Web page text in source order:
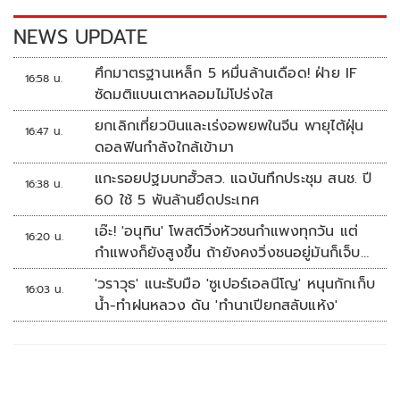
k k
NEWS UPDATE
16:58 น.
ศึกมาตรฐานเหล็ก 5 หมื่นล้านเดือด! ฝ่าย IF
ซัดมติแบนเตาหลอมไม่โปร่งใส
16:47 น.
ยกเลิกเที่ยวบินและเร่งอพยพในจีน พายุไต้ฝุ่น
ดอลฟินกำลังใกล้เข้ามา
16:38 น.
แกะรอยปฐมบทฮั้วสว. แฉบันทึกประชุม สนช. ปี
60 ใช้ 5 พันล้านยึดประเทศ
16:20 น.
เอ๊ะ! 'อนุทิน' โพสต์วิ่งหัวชนกำแพงทุกวัน แต่
กำแพงก็ยังสูงขึ้น ถ้ายังคงวิ่งชนอยู่มันก็เจ็บ
หัวอีก
16:03 น.
'วราวุธ' แนะรับมือ 'ซูเปอร์เอลนีโญ' หนุนกักเก็บ
น้ำ-ทำฝนหลวง ดัน 'ทำนาเปียกสลับแห้ง'